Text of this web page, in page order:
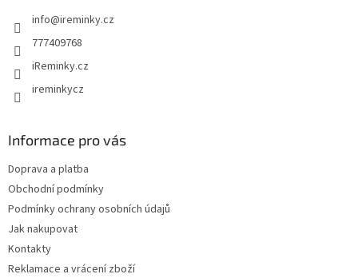
info@ireminky.cz
777409768
iReminky.cz
ireminkycz
Informace pro vás
Doprava a platba
Obchodní podmínky
Podmínky ochrany osobních údajů
Jak nakupovat
Kontakty
Reklamace a vrácení zboží